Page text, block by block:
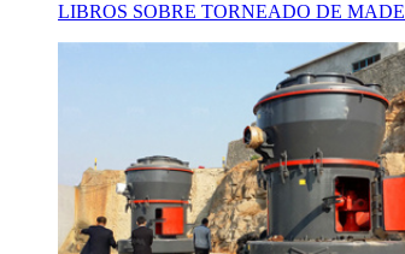
LIBROS SOBRE TORNEADO DE